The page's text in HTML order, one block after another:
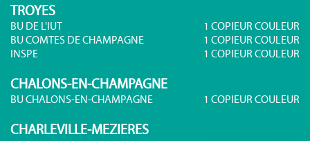
TROYES
BU DE L'IUT
1 COPIEUR COULEUR
BU COMTES DE CHAMPAGNE
1 COPIEUR COULEUR
INSPE
1 COPIEUR COULEUR
CHALONS-EN-CHAMPAGNE
BU CHALONS-EN-CHAMPAGNE 1 COPIEUR COULEUR
CHARLEVILLE-MEZIERES